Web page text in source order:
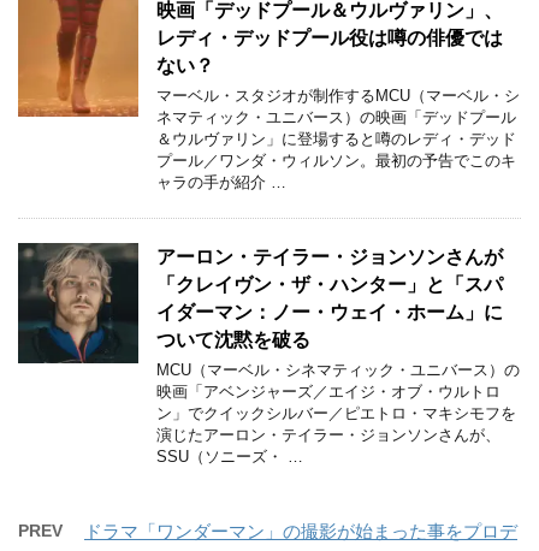
映画「デッドプール＆ウルヴァリン」、
レディ・デッドプール役は噂の俳優では
ない？
マーベル・スタジオが制作するMCU（マーベル・シ
ネマティック・ユニバース）の映画「デッドプール
＆ウルヴァリン」に登場すると噂のレディ・デッド
プール／ワンダ・ウィルソン。最初の予告でこのキ
ャラの手が紹介 …
アーロン・テイラー・ジョンソンさんが
「クレイヴン・ザ・ハンター」と「スパ
イダーマン：ノー・ウェイ・ホーム」に
ついて沈黙を破る
MCU（マーベル・シネマティック・ユニバース）の
映画「アベンジャーズ／エイジ・オブ・ウルトロ
ン」でクイックシルバー／ピエトロ・マキシモフを
演じたアーロン・テイラー・ジョンソンさんが、
SSU（ソニーズ・ …
PREV
ドラマ「ワンダーマン」の撮影が始まった事をプロデ